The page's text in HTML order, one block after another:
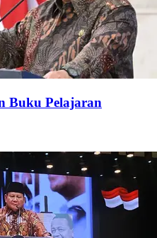
Buku Pelajaran